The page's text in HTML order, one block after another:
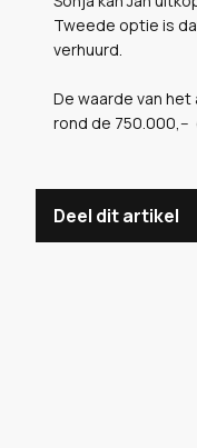
Tweede optie is
verhuurd.
De waarde van
rond de 750.000,--
Deel dit artikel